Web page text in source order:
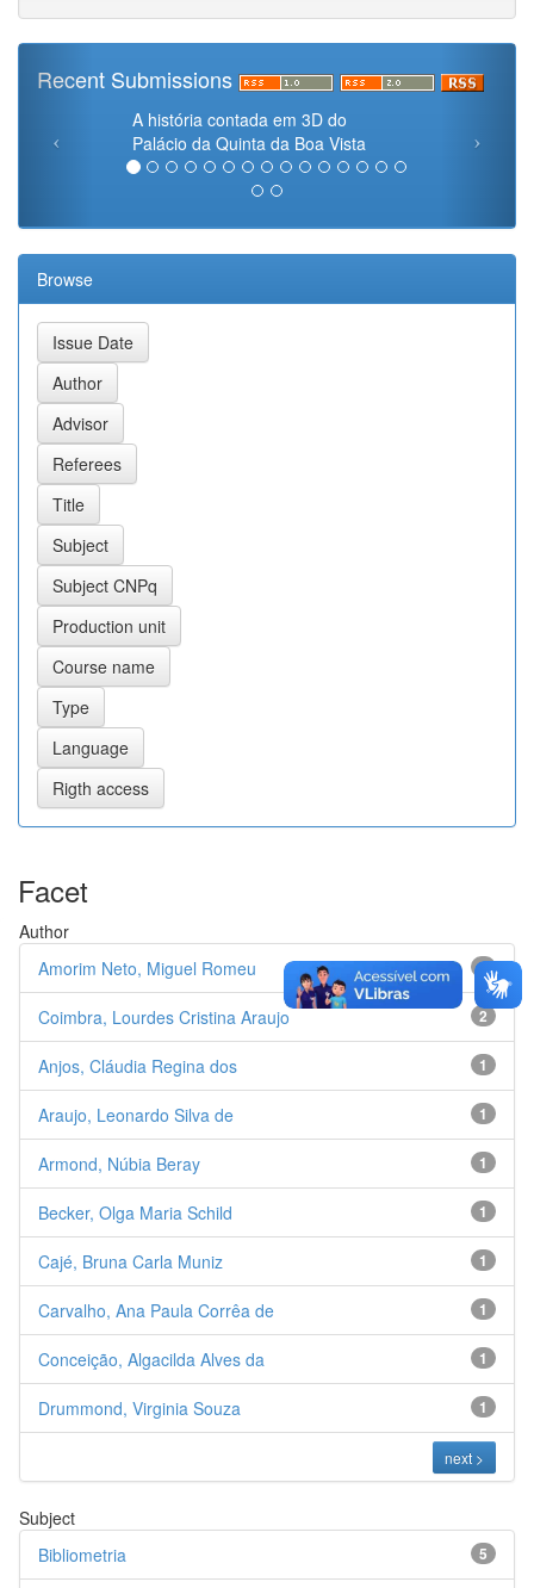
Recent Submissions
A história contada em 3D do
Palácio da Quinta da Boa Vista
Browse
Facet
Author
2
Amorim Neto, Miguel Romeu
2
Coimbra, Lourdes Cristina Araujo
1
Anjos, Cláudia Regina dos
1
Araujo, Leonardo Silva de
1
Armond, Núbia Beray
1
Becker, Olga Maria Schild
1
Cajé, Bruna Carla Muniz
1
Carvalho, Ana Paula Corrêa de
1
Conceição, Algacilda Alves da
1
Drummond, Virginia Souza
next >
Subject
5
Bibliometria